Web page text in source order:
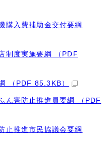
購入費補助金交付要綱
制度実施要綱 （PDF
（PDF 85.3KB）
ん害防止推進員要綱 （PDF
止推進市民協議会要綱